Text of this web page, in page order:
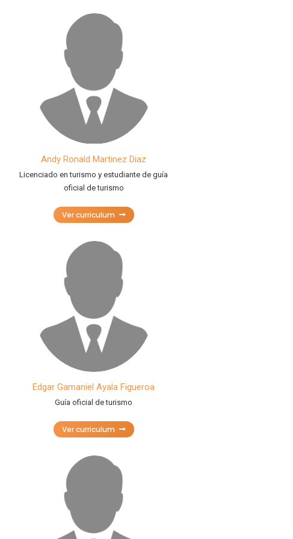
Andy Ronald Martinez Diaz
Licenciado en turismo y estudiante de guía
oficial de turismo
Ver curriculum
Edgar Gamaniel Ayala Figueroa
Guía oficial de turismo
Ver curriculum